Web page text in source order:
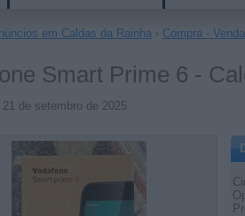
em Caldas da Rainha › Compra - Venda
Smart Prime 6 -
de setembro de 2025